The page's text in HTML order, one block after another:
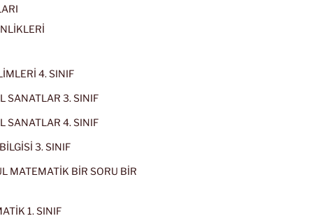
4. SINIF
SANATLAR 3. SINIF
SANATLAR 4. SINIF
3. SINIF
MATEMATİK BİR SORU BİR
1. SINIF